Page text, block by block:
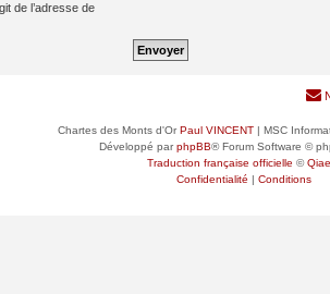
de l’adresse de
Chartes des Monts d'OrPaul VINCENT| MSC
Développé parphpBB® Forum Software ©
Traduction française officielle ©
Confidentialité | Conditions